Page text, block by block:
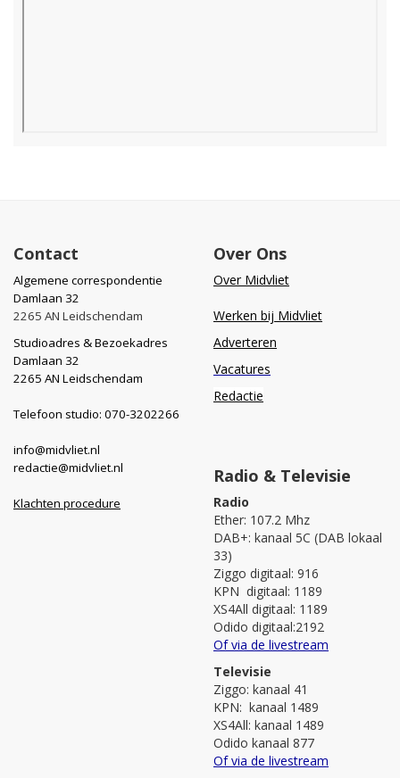
Contact
Algemene correspondentie
Damlaan 32
2265 AN Leidschendam
Studioadres & Bezoekadres
Damlaan 32
2265 AN Leidschendam
Telefoon studio: 070-3202266
info@midvliet.nl
redactie@midvliet.nl
Klachten procedure
Over Ons
Over Midvliet
Werken bij Midvliet
Adverteren
Vacatures
Redactie
Radio & Televisie
Radio
Ether: 107.2 Mhz
DAB+: kanaal 5C (DAB lokaal
33)
Ziggo digitaal: 916
KPN digitaal: 1189
XS4All digitaal: 1189
Odido digitaal:2192
Of via de livestream
Televisie
Ziggo: kanaal 41
KPN: kanaal 1489
XS4All: kanaal 1489
Odido kanaal 877
Of via de livestream